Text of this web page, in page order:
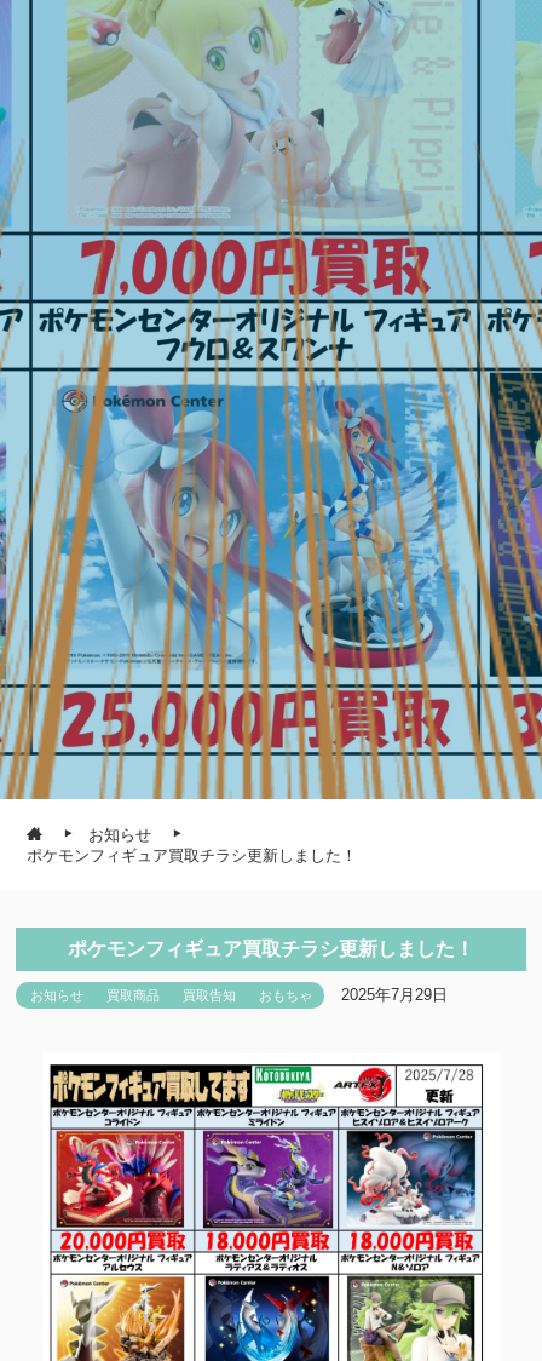
お知らせ
ポケモンフィギュア買取チラシ更新しました！
ポケモンフィギュア買取チラシ更新しました！
お知らせ 買取商品 買取告知 おもちゃ 2025年7月29日